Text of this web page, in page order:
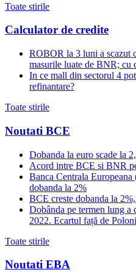
Toate stirile
Calculator de credite
ROBOR la 3 luni a scazut
masurile luate de BNR; cu
In ce mall din sectorul 4
refinantare?
Toate stirile
Noutati BCE
Dobanda la euro scade la
Acord intre BCE si BNR
Banca Centrala
dobanda la 2%
BCE creste dobanda la
Dobânda pe termen lung a
2022. Ecartul față de
Toate stirile
Noutati EBA